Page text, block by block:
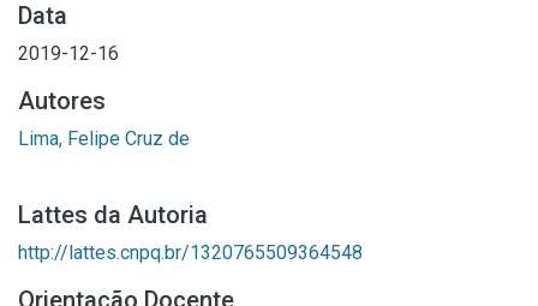
Data
2019-12-16
Autores
Lima, Felipe Cruz de
Lattes da Autoria
http://lattes.cnpq.br/1320765509364548
Orientação Docente